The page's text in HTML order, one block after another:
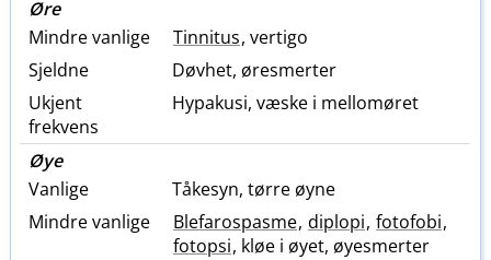
Øre
Mindre vanlige
Tinnitus, vertigo
Sjeldne
Døvhet, øresmerter
Ukjent
frekvens
Hypakusi, væske i mellomøret
Øye
Vanlige
Tåkesyn, tørre øyne
Mindre vanlige
Blefarospasme, diplopi, fotofobi,
fotopsi, kløe i øyet, øyesmerter